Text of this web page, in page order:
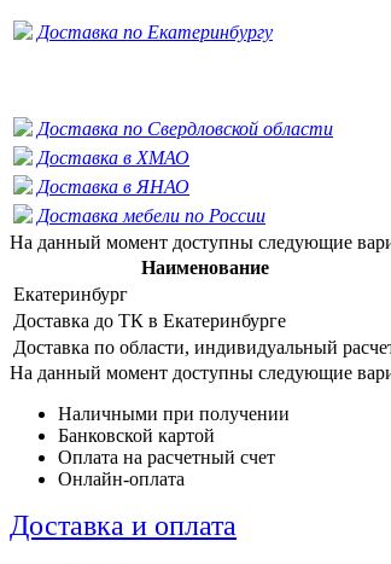
Доставка по Екатеринбургу
Доставка по Свердловской области
Доставка в ХМАО
Доставка в ЯНАО
Доставка мебели по России
На данный момент доступны следующие
Наименование
Екатеринбург
Доставка до ТК в Екатеринбурге
Доставка по области, индивидуальный
На данный момент доступны следующие
Наличными при получении
Банковской картой
Оплата на расчетный счет
Онлайн-оплата
Доставка и оплата